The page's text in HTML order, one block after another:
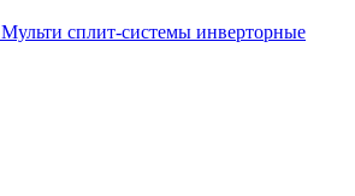
Мульти сплит-системы инверторные